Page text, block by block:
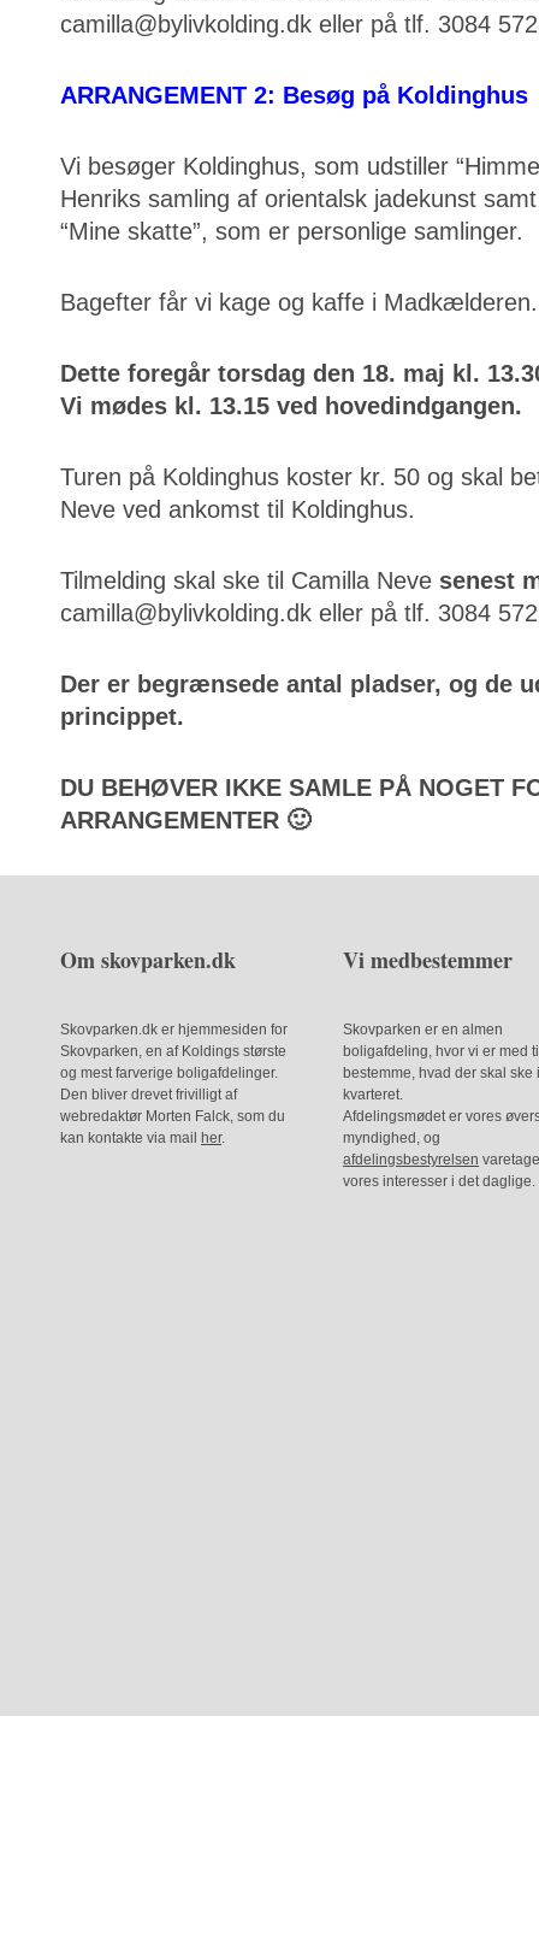
camilla@bylivkolding.dk eller på tlf. 3084
ARRANGEMENT 2: Besøg på Koldinghus
Vi besøger Koldinghus, som udstiller
Henriks samling af orientalsk jadekunst samt
“Mine skatte”, som er personlige samlinger.
Bagefter får vi kage og kaffe i Madkælderen.
Dette foregår torsdag den 18. maj kl.
Vi mødes kl. 13.15 ved hovedindgangen.
Turen på Koldinghus koster kr. 50 og skal
Neve ved ankomst til Koldinghus.
Tilmelding skal ske til Camilla Neve senest
camilla@bylivkolding.dk eller på tlf. 3084
Der er begrænsede antal pladser, og de
princippet.
DU BEHØVER IKKE SAMLE PÅ NOGET
ARRANGEMENTER 🙂
Om skovparken.dk
Skovparken.dk er hjemmesiden for
Skovparken, en af Koldings største
og mest farverige boligafdelinger.
Den bliver drevet frivilligt af
webredaktør Morten Falck, som du
kan kontakte via mail
her.
Vi medbestemmer
Skovparken er en almen
boligafdeling, hvor vi er med
bestemme, hvad der skal ske i
kvarteret.
Afdelingsmødet er vores
myndighed, og
afdelingsbestyrelsen
vores interesser i det daglige.